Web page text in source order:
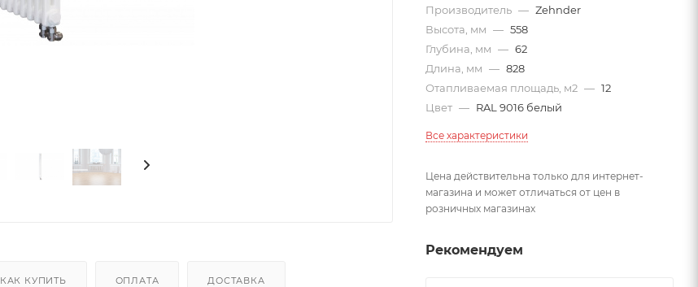
КАК КУПИТЬ ОПЛАТА ДОСТАВКА
Производитель — Zehnder
Высота, мм — 558
Глубина, мм — 62
Длина, мм — 828
Отапливаемая площадь, м2 — 12
Цвет — RAL 9016 белый
Все характеристики
Цена действительна только для интернет-
магазина и может отличаться от цен в
розничных магазинах
Рекомендуем